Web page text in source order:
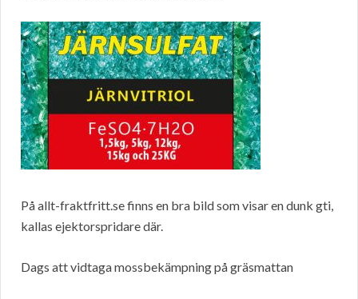
På allt-fraktfritt.se finns en bra bild som visar en dunk gti,
kallas ejektorspridare där.
Dags att vidtaga mossbekämpning på gräsmattan